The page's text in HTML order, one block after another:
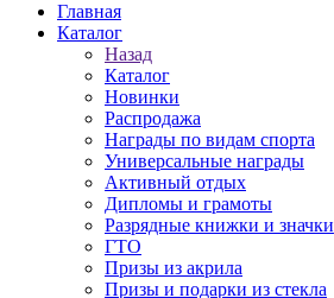
Главная
Каталог
Назад
Каталог
Новинки
Распродажа
Награды по видам спорта
Универсальные награды
Активный отдых
Дипломы и грамоты
Разрядные книжки и значки
ГТО
Призы из акрила
Призы и подарки из стекла